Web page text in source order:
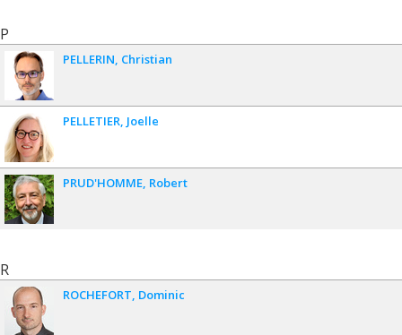
P
PELLERIN Christian
PELLETIER Joelle
PRUD'HOMME Robert
R
ROCHEFORT Dominic